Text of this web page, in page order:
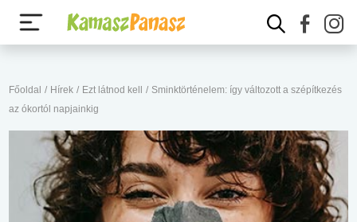
Főoldal / Hírek / Ezt látnod kell / Sminktörténelem: így változott a szépítkezés
az ókortól napjainkig